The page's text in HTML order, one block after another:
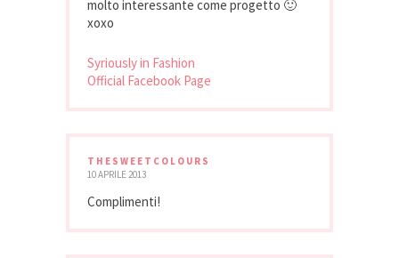
molto interessante come progetto 🙂
xoxo
Syriously in Fashion
Official Facebook Page
THESWEETCOLOURS
10 APRILE 2013
Complimenti!